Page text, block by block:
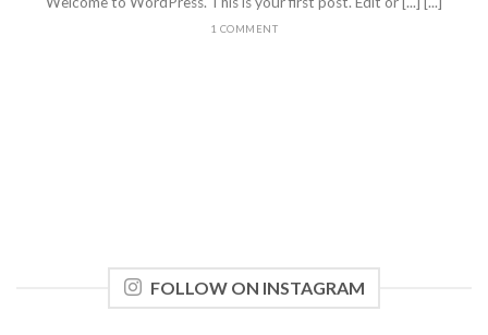
1 COMMENT
FOLLOW ON INSTAGRAM